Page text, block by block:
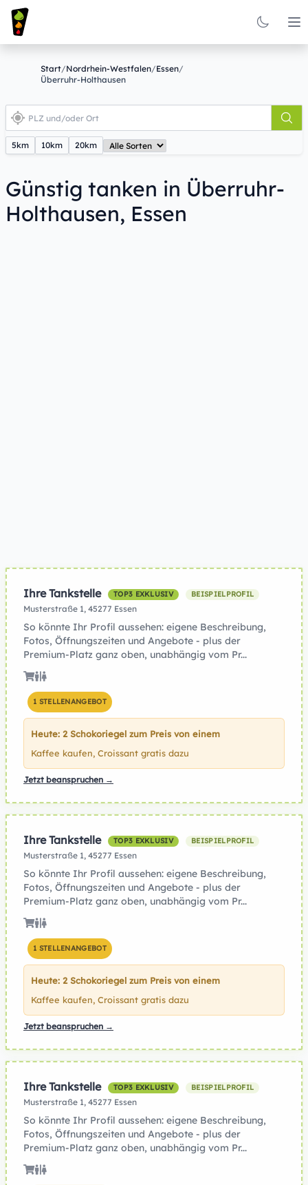
Start/Nordrhein-Westfalen/Essen/
Überruhr-Holthausen
5km 10km 20km
Günstig tanken in Überruhr-
Holthausen, Essen
Ihre Tankstelle TOP3 EXKLUSIV BEISPIELPROFIL
Musterstraße 1, 45277 Essen
So könnte Ihr Profil aussehen: eigene Beschreibung,
Fotos, Öffnungszeiten und Angebote - plus der
Premium-Platz ganz oben, unabhängig vom Pr...
1 STELLENANGEBOT
Heute: 2 Schokoriegel zum Preis von einem
Kaffee kaufen, Croissant gratis dazu
Jetzt beanspruchen →
Ihre Tankstelle TOP3 EXKLUSIV BEISPIELPROFIL
Musterstraße 1, 45277 Essen
So könnte Ihr Profil aussehen: eigene Beschreibung,
Fotos, Öffnungszeiten und Angebote - plus der
Premium-Platz ganz oben, unabhängig vom Pr...
1 STELLENANGEBOT
Heute: 2 Schokoriegel zum Preis von einem
Kaffee kaufen, Croissant gratis dazu
Jetzt beanspruchen →
Ihre Tankstelle TOP3 EXKLUSIV BEISPIELPROFIL
Musterstraße 1, 45277 Essen
So könnte Ihr Profil aussehen: eigene Beschreibung,
Fotos, Öffnungszeiten und Angebote - plus der
Premium-Platz ganz oben, unabhängig vom Pr...